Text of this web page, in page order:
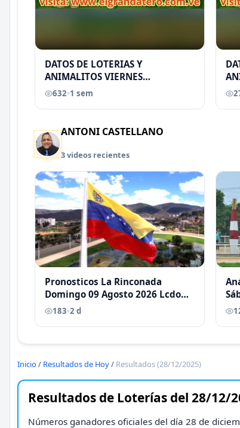
DATOS DE LOTERIAS Y
ANIMALITOS VIERNES
31/07/2026
632•1 sem
ANTONI CASTELLANO
3 videos recientes
Pronosticos La Rinconada
Domingo 09 Agosto 2026 Lcdo
Antoni Castellano
183•2 d
Inicio / Resultados de Hoy/ Resultados (28/12/2025)
Resultados de Loterías del 28/12/
Números ganadores oficiales del día 28 de